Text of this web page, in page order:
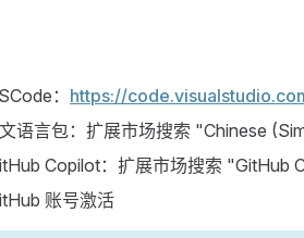
： https://
语言包：扩展市场搜索 "Chinese
Copilot：扩展市场搜索 "GitHub
账号激活